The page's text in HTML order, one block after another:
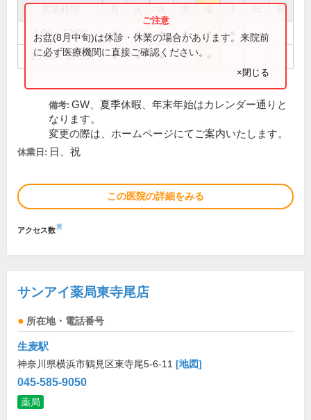
祝
9:00～13:00 ● ● ● ● ●
15:00～18:30 ● ● ● ●
お盆(8月中旬)は休診・休業の場合があります。来院前
に必ず医療機関に直接ご確認ください。
×閉じる
備考: GW、夏季休暇、年末年始はカレンダー通りと
なります。
変更の際は、ホームページにてご案内いたします。
休業日: 日、祝
この医院の詳細をみる
アクセス数※
サンアイ薬局東寺尾店
所在地・電話番号
生麦駅
神奈川県横浜市鶴見区東寺尾5-6-11 [地図]
045-585-9050
薬局